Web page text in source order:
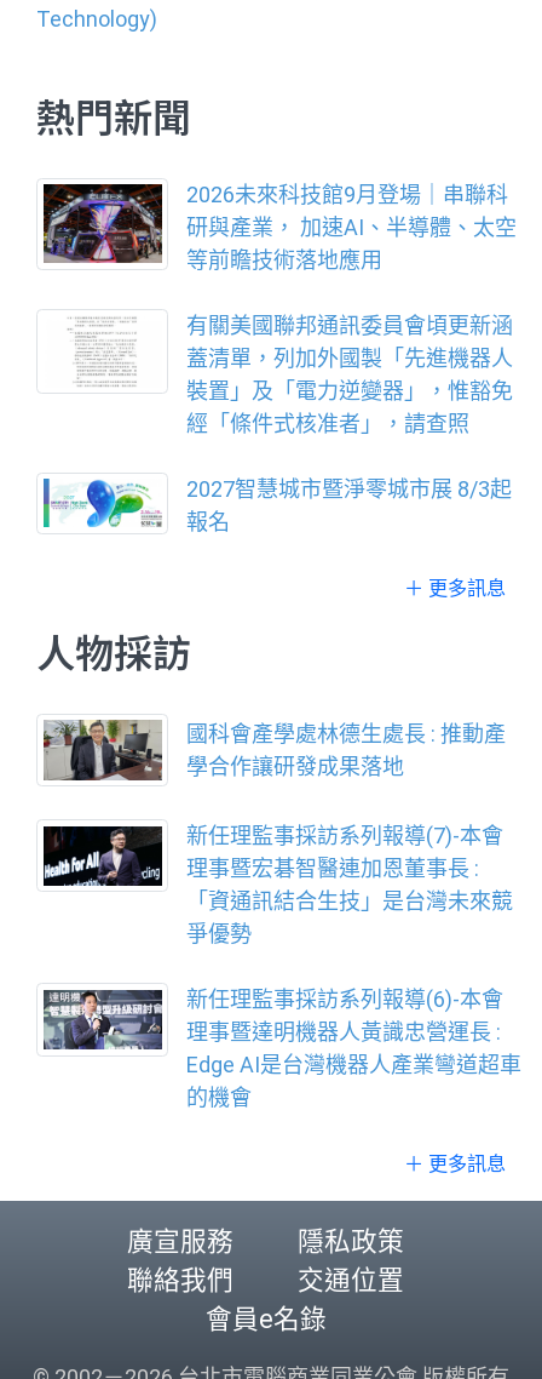
Technology)
熱門新聞
2026未來科技館9月登場｜串聯科
研與產業， 加速AI、半導體、太空
等前瞻技術落地應用
有關美國聯邦通訊委員會頃更新涵
蓋清單，列加外國製「先進機器人
裝置」及「電力逆變器」，惟豁免
經「條件式核准者」，請查照
2027智慧城市暨淨零城市展 8/3起
報名
＋ 更多訊息
人物採訪
國科會產學處林德生處長 : 推動產
學合作讓研發成果落地
新任理監事採訪系列報導(7)-本會
理事暨宏碁智醫連加恩董事長 :
「資通訊結合生技」是台灣未來競
爭優勢
新任理監事採訪系列報導(6)-本會
理事暨達明機器人黃識忠營運長 :
Edge AI是台灣機器人產業彎道超車
的機會
＋ 更多訊息
廣宣服務
隱私政策
聯絡我們
交通位置
會員e名錄